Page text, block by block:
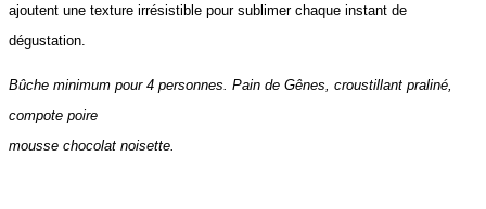
ajoutent une texture irrésistible pour sublimer chaque instant de
dégustation.
Bûche minimum pour 4 personnes. Pain de Gênes, croustillant praliné,
compote poire
mousse chocolat noisette.